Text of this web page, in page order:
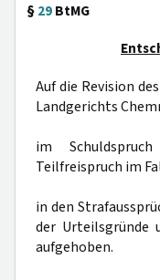
§29BtMG
Auf die Revision
Landgerichts
im
Teilfreispruch im
in den
der Urteilsgründe
aufgehoben.